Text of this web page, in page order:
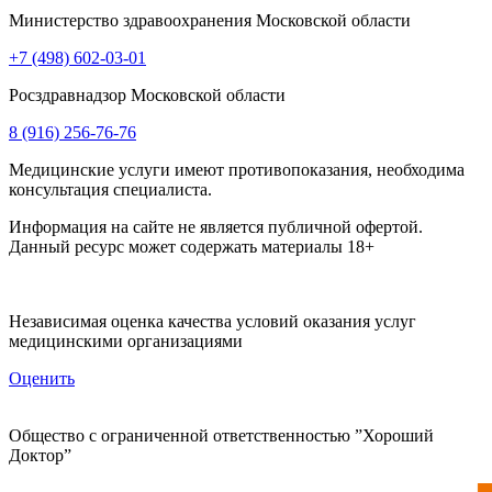
Министерство здравоохранения Московской области
+7 (498) 602-03-01
Росздравнадзор Московской области
8 (916) 256-76-76
Медицинские услуги имеют противопоказания, необходима
консультация специалиста.
Информация на сайте не является публичной офертой.
Данный ресурс может содержать материалы 18+
Независимая оценка качества условий оказания услуг
медицинскими организациями
Оценить
Общество с ограниченной ответственностью ”Хороший
Доктор”